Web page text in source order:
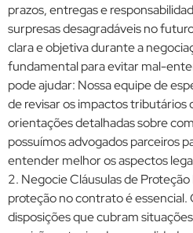
prazos, entregas e
surpresas desagradáveis no
clara e objetiva durante a
fundamental para evitar mal-
pode ajudar: Nossa equipe de
de revisar os impactos
orientações detalhadas sobre
possuímos advogados parceiros
entender melhor os aspectos
2. Negocie Cláusulas de
proteção no contrato é essencial.
disposições que cubram